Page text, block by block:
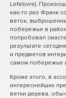
Lefebvre).
как-то раз Франк
веток,
побережье в
попробовал
результате
и предметов
самом побережье
Кроме этого, в
интереснейших
ветки дерева,